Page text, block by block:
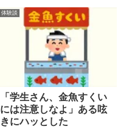
体験談
「学生さん、金魚すくい
には注意しなよ」ある呟
きにハッとした